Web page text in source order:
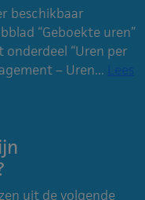
beschikbaar
“Geboekte uren”
onderdeel “Uren per
– Uren... Lees
uit de volgende